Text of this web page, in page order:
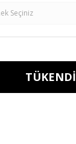
TÜKENDİ